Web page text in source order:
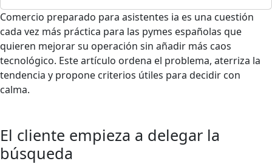
Comercio preparado para asistentes ia es una cuestión
cada vez más práctica para las pymes españolas que
quieren mejorar su operación sin añadir más caos
tecnológico. Este artículo ordena el problema, aterriza la
tendencia y propone criterios útiles para decidir con
calma.
El cliente empieza a delegar la
búsqueda